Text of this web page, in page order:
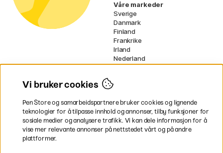
Våre markeder
Sverige
Danmark
Finland
Frankrike
Irland
Nederland
Tyskland
* Spesifikkefraktvilkårgjelder for
voluminøse varer.
Vi bruker cookies
Pen Store og samarbeidspartnere bruker cookies og lignende
teknologier for å tilpasse innhold og annonser, tilby funksjoner for
sosiale medier og analysere trafikk. Vi kan dele informasjon for å
vise mer relevante annonser på nettstedet vårt og på andre
plattformer.